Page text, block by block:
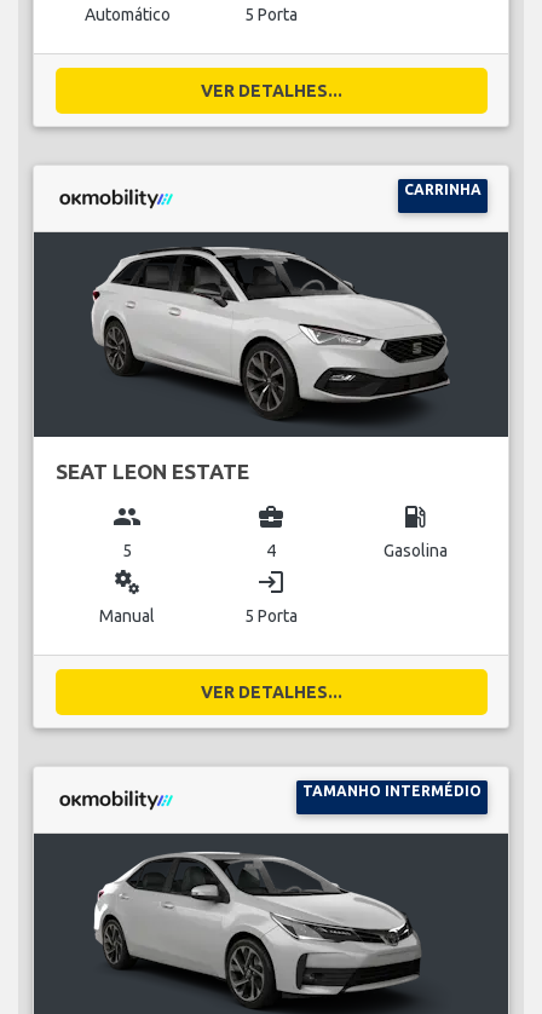
Automático 5 Porta
VER DETALHES...
CARRINHA
SEAT LEON ESTATE
group
5
business_center
4
local_gas_station
Gasolina
miscellaneous_services
Manual
login
5 Porta
VER DETALHES...
TAMANHO INTERMÉDIO